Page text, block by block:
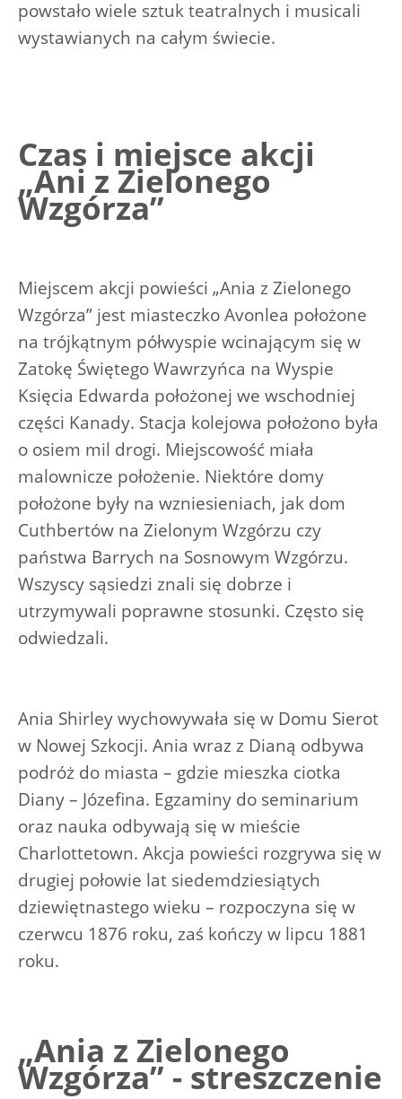
powstało wiele sztuk teatralnych i musicali
wystawianych na całym świecie.
Czas i miejsce akcji
„Ani z Zielonego
Wzgórza”
Miejscem akcji powieści „Ania z Zielonego
Wzgórza” jest miasteczko Avonlea położone
na trójkątnym półwyspie wcinającym się w
Zatokę Świętego Wawrzyńca na Wyspie
Księcia Edwarda położonej we wschodniej
części Kanady. Stacja kolejowa położono była
o osiem mil drogi. Miejscowość miała
malownicze położenie. Niektóre domy
położone były na wzniesieniach, jak dom
Cuthbertów na Zielonym Wzgórzu czy
państwa Barrych na Sosnowym Wzgórzu.
Wszyscy sąsiedzi znali się dobrze i
utrzymywali poprawne stosunki. Często się
odwiedzali.
Ania Shirley wychowywała się w Domu Sierot
w Nowej Szkocji. Ania wraz z Dianą odbywa
podróż do miasta – gdzie mieszka ciotka
Diany – Józefina. Egzaminy do seminarium
oraz nauka odbywają się w mieście
Charlottetown. Akcja powieści rozgrywa się w
drugiej połowie lat siedemdziesiątych
dziewiętnastego wieku – rozpoczyna się w
czerwcu 1876 roku, zaś kończy w lipcu 1881
roku.
„Ania z Zielonego
Wzgórza” - streszczenie